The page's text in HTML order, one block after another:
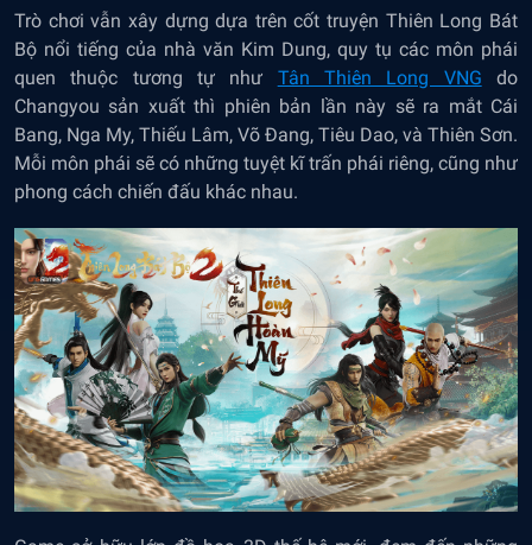
Trò chơi vẫn xây dựng dựa trên cốt truyện Thiên Long Bát
Bộ nổi tiếng của nhà văn Kim Dung, quy tụ các môn phái
quen thuộc tương tự như Tân Thiên Long VNG do
Changyou sản xuất thì phiên bản lần này sẽ ra mắt Cái
Bang, Nga My, Thiếu Lâm, Võ Đang, Tiêu Dao, và Thiên Sơn.
Mỗi môn phái sẽ có những tuyệt kĩ trấn phái riêng, cũng như
phong cách chiến đấu khác nhau.